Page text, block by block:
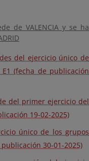
de VALENCIA y se ha
del ejercicio único de
(fecha de publicación
del primer ejercicio del
19-02-2025)
único de los grupos
30-01-2025)